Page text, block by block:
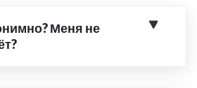
Меня не